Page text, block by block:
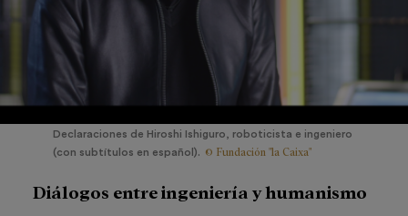
Declaraciones de Hiroshi Ishiguro, roboticista e ingeniero
(con subtítulos en español). © Fundación "la Caixa"
Diálogos entre ingeniería y humanismo